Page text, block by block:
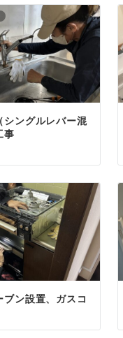
シングルレバー混
事
ブン設置、ガスコ